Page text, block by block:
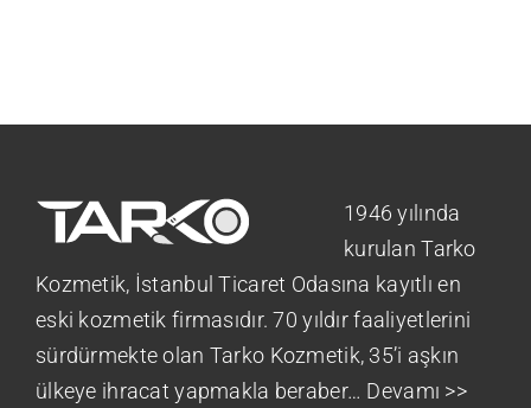
1946 yılında
kurulan Tarko
Kozmetik, İstanbul Ticaret Odasına kayıtlı en
eski kozmetik firmasıdır. 70 yıldır faaliyetlerini
sürdürmekte olan Tarko Kozmetik, 35’i aşkın
ülkeye ihracat yapmakla beraber… Devamı >>